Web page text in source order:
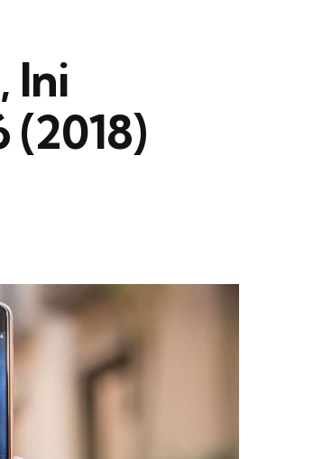
Ini
(2018)